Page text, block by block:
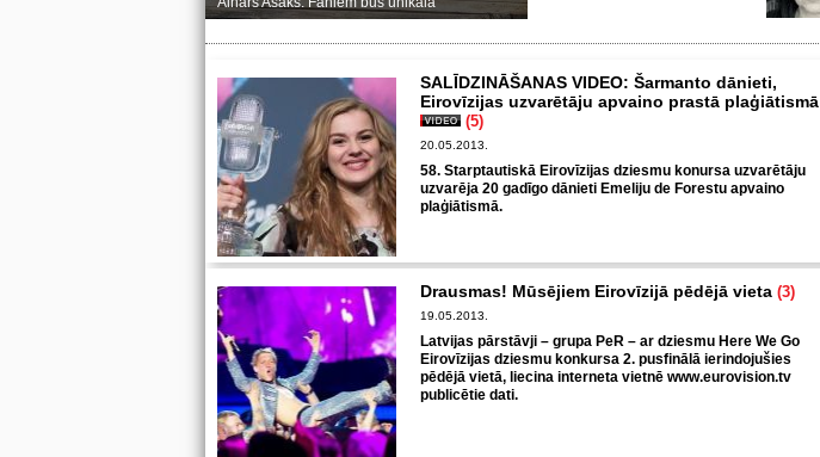
SALĪDZINĀŠANAS VIDEO: Šarmanto dānieti,
Eirovīzijas uzvarētāju apvaino prastā plaģiātismā
(5)
20.05.2013.
58. Starptautiskā Eirovīzijas dziesmu konursa uzvarētāju
uzvarēja 20 gadīgo dānieti Emeliju de Forestu apvaino
plaģiātismā.
Drausmas! Mūsējiem Eirovīzijā pēdējā vieta (3)
19.05.2013.
Latvijas pārstāvji – grupa PeR – ar dziesmu Here We Go
Eirovīzijas dziesmu konkursa 2. pusfinālā ierindojušies
pēdējā vietā, liecina interneta vietnē www.eurovision.tv
publicētie dati.